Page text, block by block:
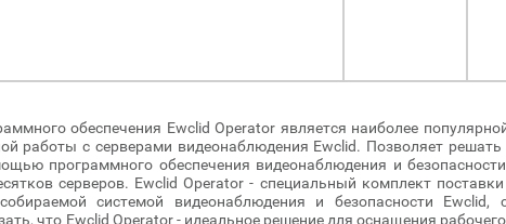
обеспечения Ewclid Operator является наиболее
работы с серверами видеонаблюдения Ewclid. Позволяет
программного обеспечения видеонаблюдения и
серверов. Ewclid Operator - специальный комплект
системой видеонаблюдения и безопасности Ewclid,
что Ewclid Operator - идеальное решение для оснащения